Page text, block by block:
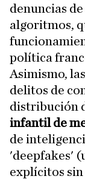
denuncias
algoritmos,
política
Asimismo,
delitos de
distribución
infantil de
de
'deepfakes'
explícitos